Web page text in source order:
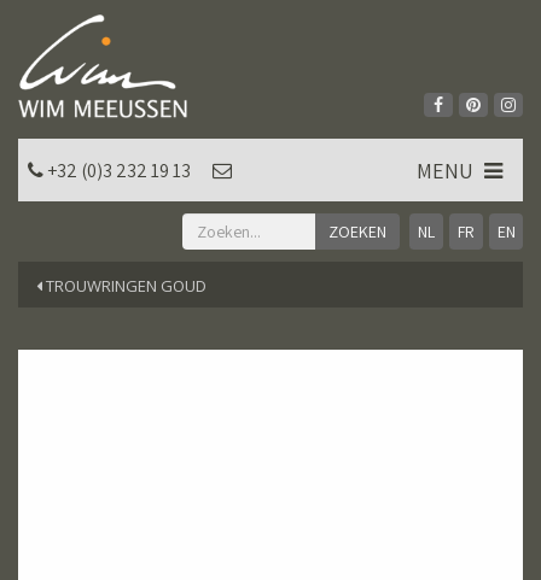
NL FR EN
+32 (0)3 232 19 13 MENU
TROUWRINGEN GOUD